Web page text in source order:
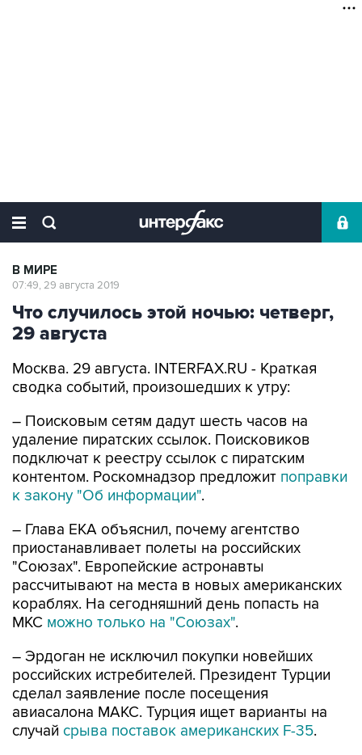
В МИРЕ
07:49, 29 августа 2019
Что случилось этой ночью: четверг,
29 августа
Москва. 29 августа. INTERFAX.RU - Краткая
сводка событий, произошедших к утру:
– Поисковым сетям дадут шесть часов на
удаление пиратских ссылок. Поисковиков
подключат к реестру ссылок с пиратским
контентом. Роскомнадзор предложит поправки
к закону "Об информации".
– Глава ЕКА объяснил, почему агентство
приостанавливает полеты на российских
"Союзах". Европейские астронавты
рассчитывают на места в новых американских
кораблях. На сегодняшний день попасть на
МКС можно только на "Союзах".
– Эрдоган не исключил покупки новейших
российских истребителей. Президент Турции
сделал заявление после посещения
авиасалона МАКС. Турция ищет варианты на
случай срыва поставок американских F-35.